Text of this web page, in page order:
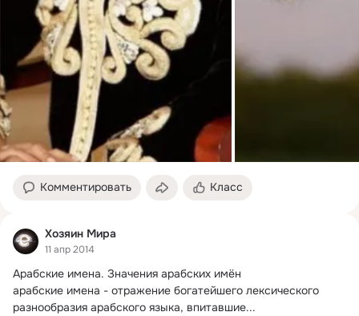
Комментировать Класс
Хозяин Мира
11 апр 2014
Арабские имена. Значения арабских имён
арабские имена - отражение богатейшего лексического
разнообразия арабского языка, впитавшие...